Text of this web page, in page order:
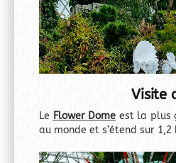
Visite
Le Flower Dome est la plus
au monde et s’étend sur 1,2